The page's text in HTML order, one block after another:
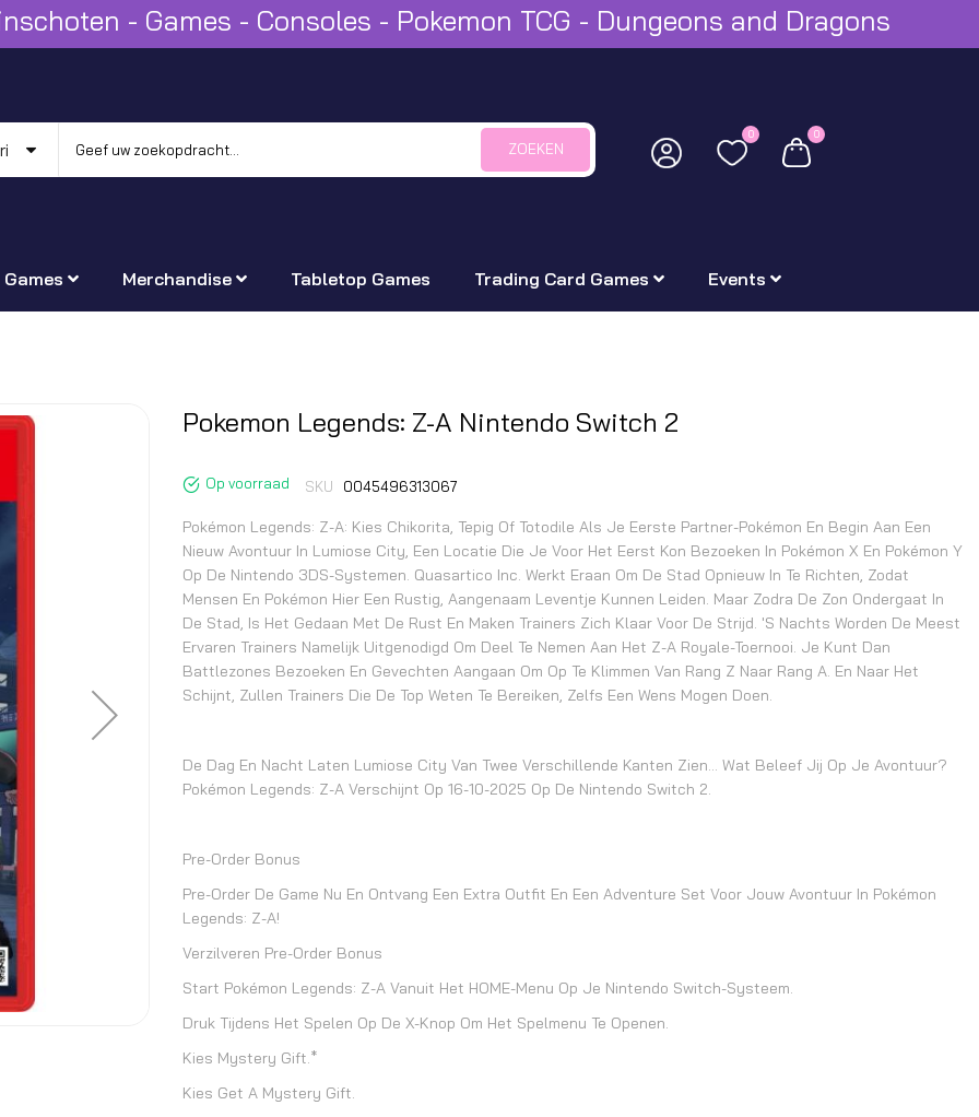
- Games - Consoles - Pokemon TCG - Dungeons and Dragons
ZOEKEN
0 0
Games Merchandise Tabletop Games Trading Card Games Events
begin
afbeeldingen-
gallerij
Pokemon Legends: Z-A Nintendo Switch 2
Op voorraad SKU 0045496313067
Pokémon Legends: Z-A: Kies Chikorita, Tepig Of Totodile Als Je Eerste Partner-Pokémon En Begin Aan Een
Nieuw Avontuur In Lumiose City, Een Locatie Die Je Voor Het Eerst Kon Bezoeken In Pokémon X En Pokémon Y
Op De Nintendo 3DS-Systemen. Quasartico Inc. Werkt Eraan Om De Stad Opnieuw In Te Richten, Zodat
Mensen En Pokémon Hier Een Rustig, Aangenaam Leventje Kunnen Leiden. Maar Zodra De Zon Ondergaat In
De Stad, Is Het Gedaan Met De Rust En Maken Trainers Zich Klaar Voor De Strijd. 's Nachts Worden De Meest
Ervaren Trainers Namelijk Uitgenodigd Om Deel Te Nemen Aan Het Z-A Royale-Toernooi. Je Kunt Dan
Battlezones Bezoeken En Gevechten Aangaan Om Op Te Klimmen Van Rang Z Naar Rang A. En Naar Het
Schijnt, Zullen Trainers Die De Top Weten Te Bereiken, Zelfs Een Wens Mogen Doen.
De Dag En Nacht Laten Lumiose City Van Twee Verschillende Kanten Zien... Wat Beleef Jij Op Je Avontuur?
Pokémon Legends: Z-A Verschijnt Op 16-10-2025 Op De Nintendo Switch 2.
Pre-Order Bonus
Pre-Order De Game Nu En Ontvang Een Extra Outfit En Een Adventure Set Voor Jouw Avontuur In Pokémon
Legends: Z-A!
Verzilveren Pre-Order Bonus
Start Pokémon Legends: Z-A Vanuit Het HOME-Menu Op Je Nintendo Switch-Systeem.
Druk Tijdens Het Spelen Op De X-Knop Om Het Spelmenu Te Openen.
Kies Mystery Gift.*
Kies Get A Mystery Gift.